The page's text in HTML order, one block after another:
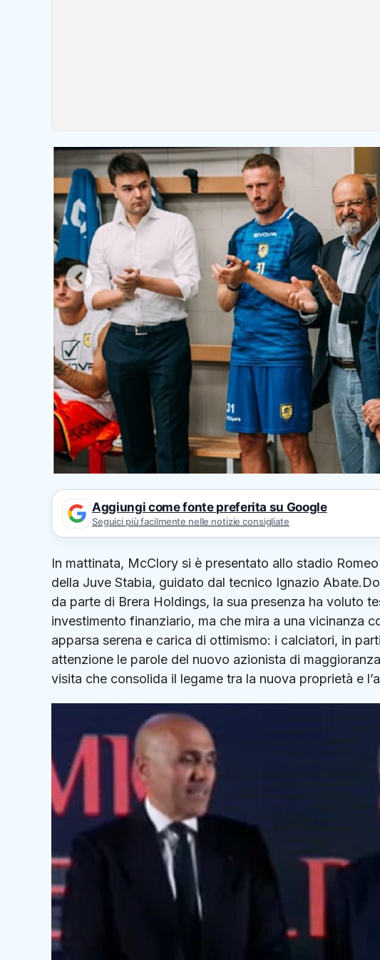
Aggiungi come fonte preferita su Google
Seguici più facilmente nelle notizie consigliate
In mattinata, McClory si è presentato allo stadio
della Juve Stabia, guidato dal tecnico Ignazio
da parte di Brera Holdings, la sua presenza ha voluto
investimento finanziario, ma che mira a una vicinanza
apparsa serena e carica di ottimismo: i calciatori, in
attenzione le parole del nuovo azionista di
visita che consolida il legame tra la nuova proprietà e